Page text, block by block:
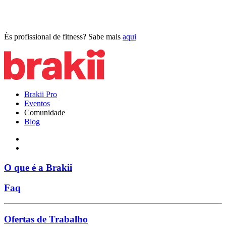
És profissional de fitness? Sabe mais aqui
Brakii Pro
Eventos
Comunidade
Blog
O que é a Brakii
Faq
Ofertas de Trabalho